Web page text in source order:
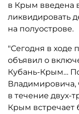
в Крым введена
ликвидировать
на полуострове.
"Сегодня в ходе
объявил о
Кубань-Крым…
Владимировича,
в течение двух-
Крым встречает